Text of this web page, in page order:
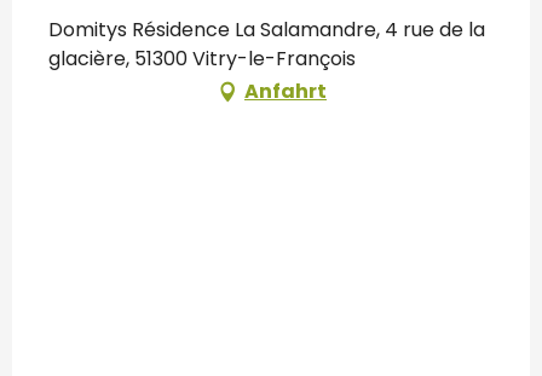
Domitys Résidence La Salamandre, 4 rue de la
glacière, 51300 Vitry-le-François
Anfahrt